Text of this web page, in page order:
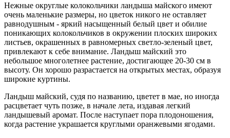
Нежные округлые колокольчики ландыша майского имеют
очень маленькие размеры, но цветок никого не оставляет
равнодушным - яркий насыщенный белый цвет и обилие
поникающих колокольчиков в окружении плоских широких
листьев, окрашенных в равномерных светло-зеленый цвет,
привлекают к себе внимание. Ландыш майский это
небольшое многолетнее растение, достигающее 20-30 см в
высоту. Он хорошо разрастается на открытых местах, образуя
широкие куртины.
Ландыш майский, судя по названию, цветет в мае, но иногда
расцветает чуть позже, в начале лета, издавая легкий
ландышевый аромат. После наступает пора плодоношения,
когда растение украшается круглыми оранжевыми ягодами.